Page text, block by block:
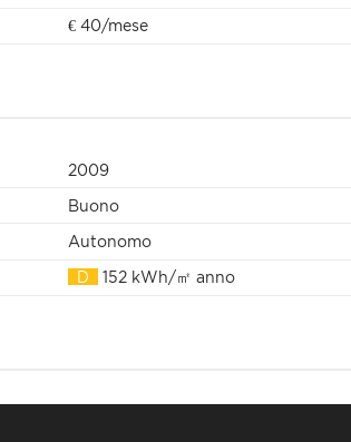
€ 40/mese
2009
Buono
Autonomo
D 152 kWh/㎡ anno